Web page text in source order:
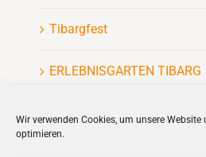
Wir verwenden Cookies, um unsere Website
optimieren.
Tibargfest
ERLEBNISGARTEN TIBARG
Kinderflohmarkt